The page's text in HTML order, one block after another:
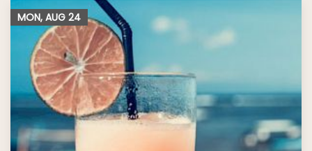
MON, AUG 24